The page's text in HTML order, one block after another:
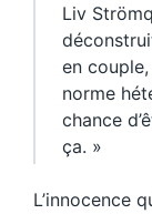
Liv
en couple,
norme
chance
ça. »
L’innocence